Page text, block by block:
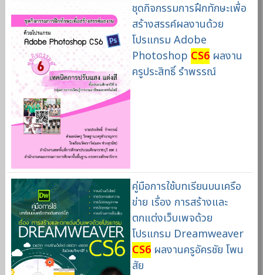
ชุดกิจกรรมการฝึกทักษะเพื่อ
สร้างสรรค์ผลงานด้วย
โปรแกรม Adobe
Photoshop CS6ผลงาน
ครูประสิทธิ์ รำพรรณ์
คู่มือการใช้บทเรียนบนเครือ
ข่าย เรื่อง การสร้างและ
ตกแต่งเว็บเพจด้วย
โปรแกรม Dreamweaver
CS6ผลงานครูอัครชัย โพน
สัย